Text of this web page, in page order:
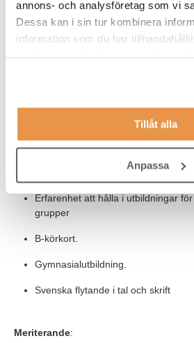
annons- och analysföretag som vi
Dessa kan i sin tur kombinera
information som du har
Tillåt alla
Anpassa
utbildningsprogram.
Du och dina kollegor i samma roll, som
Våra förväntningar
Erfarenhet att hålla i utbildningar
grupper
B-körkort.
Gymnasialutbildning.
Svenska flytande i tal och skrift
Meriterande: